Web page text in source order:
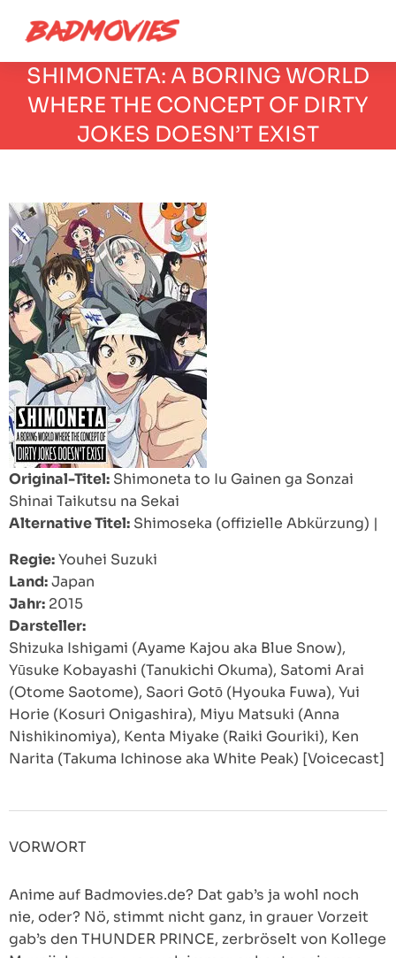
SHIMONETA: A BORING WORLD
WHERE THE CONCEPT OF DIRTY
JOKES DOESN’T EXIST
Original-Titel: Shimoneta to Iu Gainen ga Sonzai
Shinai Taikutsu na Sekai
Alternative Titel: Shimoseka (offizielle Abkürzung) |
Regie:Youhei Suzuki
Land:Japan
Jahr: 2015
Darsteller:
Shizuka Ishigami (Ayame Kajou aka Blue Snow),
Yūsuke Kobayashi (Tanukichi Okuma), Satomi Arai
(Otome Saotome), Saori Gotō (Hyouka Fuwa), Yui
Horie (Kosuri Onigashira), Miyu Matsuki (Anna
Nishikinomiya), Kenta Miyake (Raiki Gouriki), Ken
Narita (Takuma Ichinose aka White Peak) [Voicecast]
VORWORT
Anime auf Badmovies.de? Dat gab’s ja wohl noch
nie, oder? Nö, stimmt nicht ganz, in grauer Vorzeit
gab’s den THUNDER PRINCE, zerbröselt von Kollege